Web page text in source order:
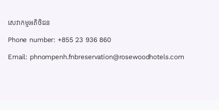
សេវាកម្មអតិថិជន
Phone number: +855 23 936 860
Email: phnompenh.fnbreservation@rosewoodhotels.com